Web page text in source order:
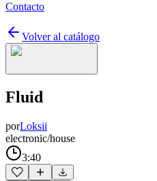
Contacto
Volver al catálogo
Fluid
porLoksii
electronic/house
3:40